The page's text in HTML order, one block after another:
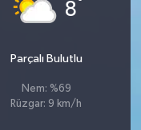
8
Parçalı Bulutlu
Nem: %69
Rüzgar: 9 km/h